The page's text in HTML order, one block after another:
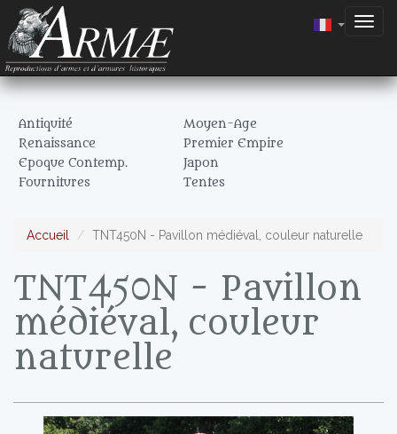
Antiquité
Moyen-Age
Renaissance
Premier Empire
Epoque Contemp.
Japon
Fournitures
Tentes
Accueil TNT450N - Pavillon médiéval, couleur naturelle
TNT450N - Pavillon
médiéval, couleur
naturelle